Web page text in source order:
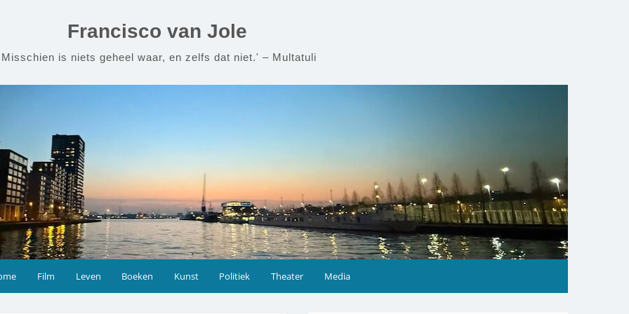
Francisco van Jole
is niets geheel waar, en zelfs dat niet.' – Multatuli
Film Leven Boeken Kunst Politiek Theater Media